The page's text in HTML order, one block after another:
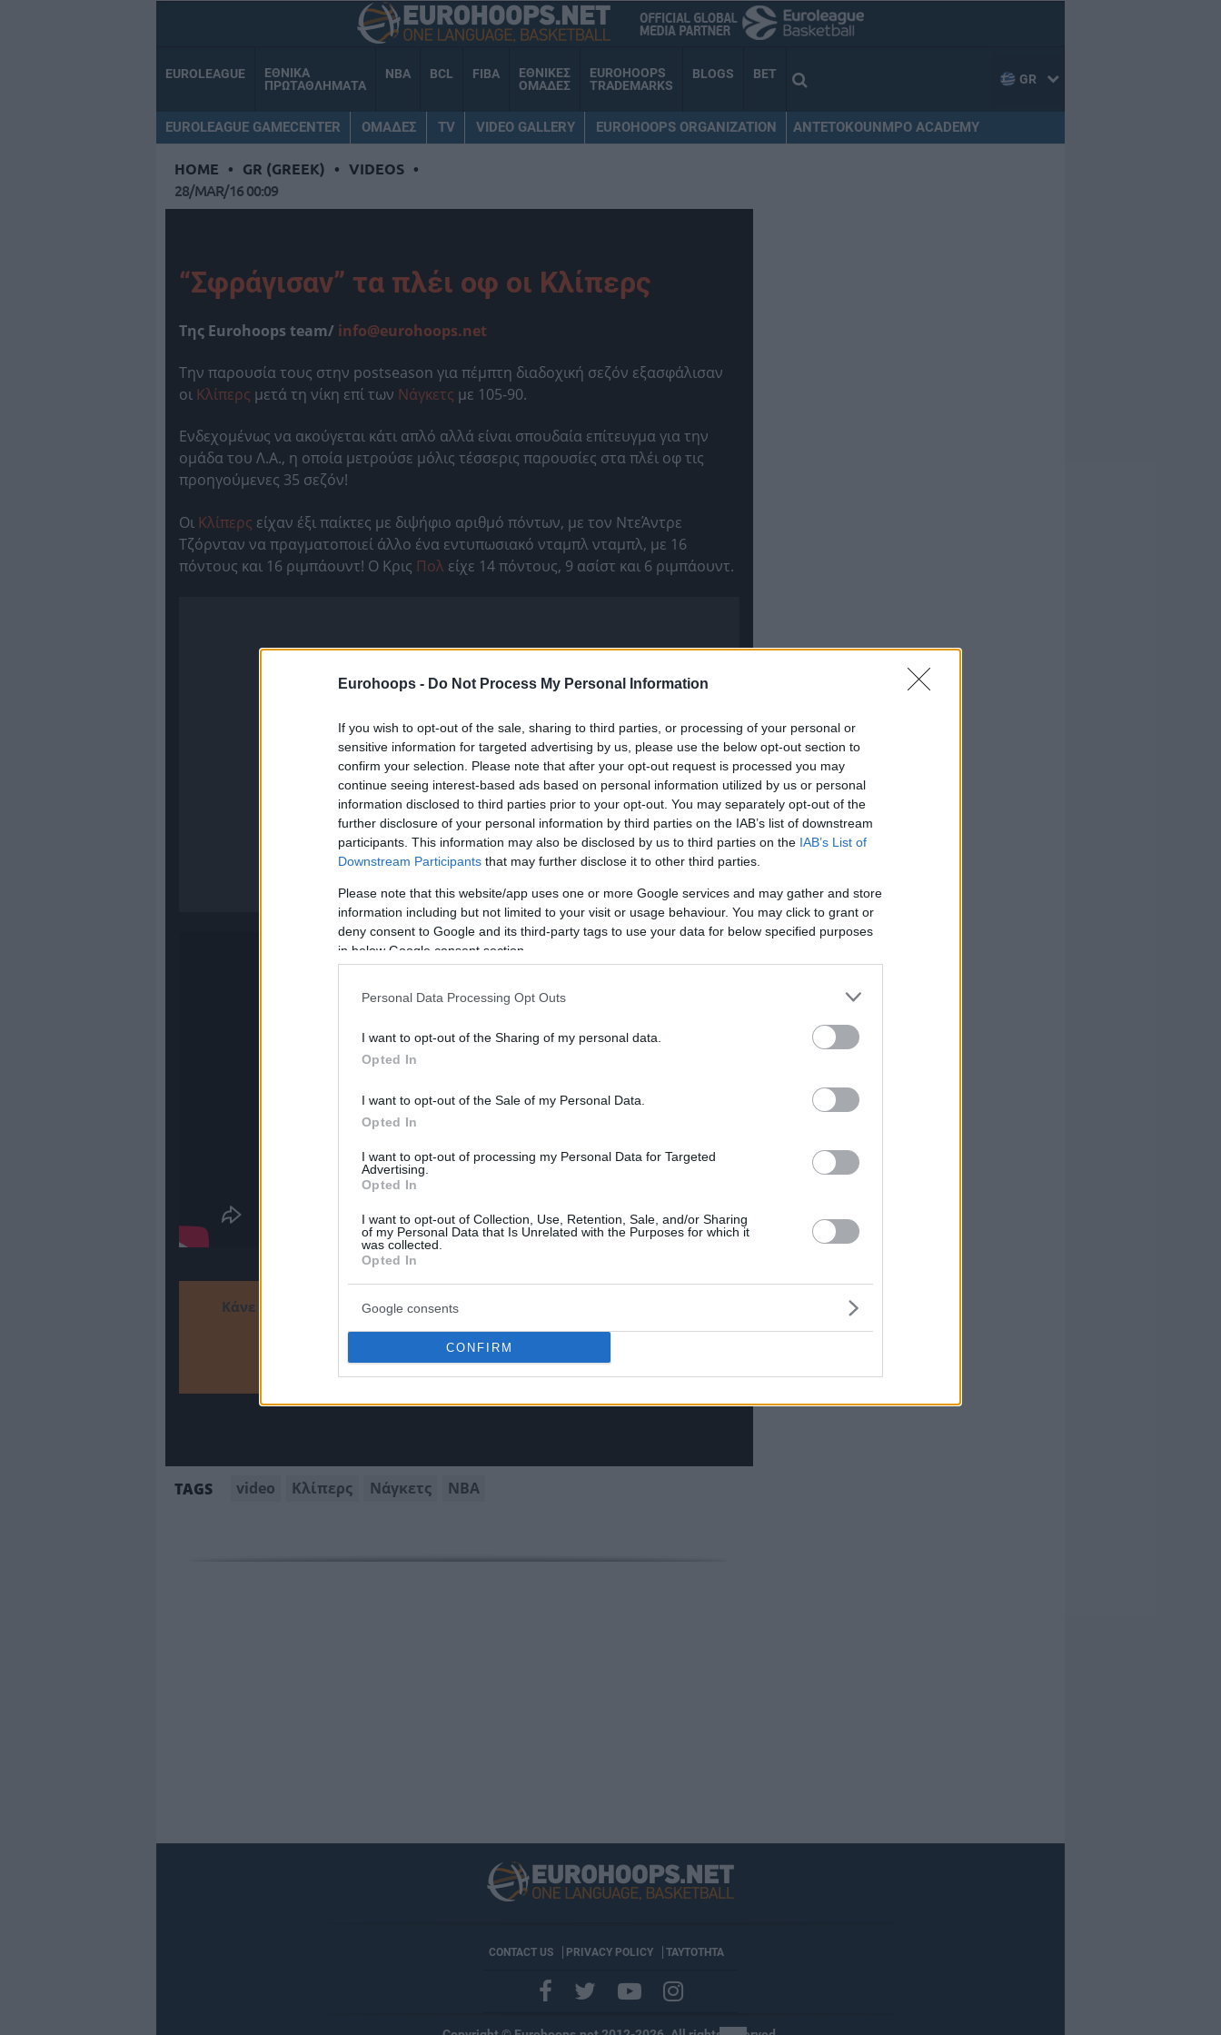
Eurohoops - Do Not Process My Personal Information
If you wish to opt-out of the sale, sharing to third parties, or processing of your personal or
sensitive information for targeted advertising by us, please use the below opt-out section to
confirm your selection. Please note that after your opt-out request is processed you may
continue seeing interest-based ads based on personal information utilized by us or personal
information disclosed to third parties prior to your opt-out. You may separately opt-out of the
further disclosure of your personal information by third parties on the IAB’s list of downstream
participants. This information may also be disclosed by us to third parties on the IAB’s List of
Downstream Participants that may further disclose it to other third parties.
Please note that this website/app uses one or more Google services and may gather and store
information including but not limited to your visit or usage behaviour. You may click to grant or
deny consent to Google and its third-party tags to use your data for below specified purposes
in below Google consent section.
Personal Data Processing Opt Outs
I want to opt-out of the Sharing of my personal data.
Opted In
I want to opt-out of the Sale of my Personal Data.
Opted In
I want to opt-out of processing my Personal Data for Targeted
Advertising.
Opted In
I want to opt-out of Collection, Use, Retention, Sale, and/or Sharing
of my Personal Data that Is Unrelated with the Purposes for which it
was collected.
Opted In
Google consents
CONFIRM
EUROLEAGUE
ΕΘΝΙΚΑ
ΠΡΩΤΑΘΛΗΜΑΤΑ
NBA BCL FIBA
ΕΘΝΙΚΕΣ
ΟΜΑΔΕΣ
EUROHOOPS
TRADEMARKS
BLOGS BET GR
EUROLEAGUE GAMECENTER ΟΜΑΔΕΣ TV VIDEO GALLERY EUROHOOPS ORGANIZATION ANTETOKOUNMPO ACADEMY
HOME • GR (GREEK) • VIDEOS •
28/MAR/16 00:09
“Σφράγισαν” τα πλέι οφ οι Κλίπερς
Της Eurohoops team/ info@eurohoops.net
Την παρουσία τους στην postseason για πέμπτη διαδοχική σεζόν εξασφάλισαν
οι Κλίπερς μετά τη νίκη επί των Νάγκετς με 105-90.
Ενδεχομένως να ακούγεται κάτι απλό αλλά είναι σπουδαία επίτευγμα για την
ομάδα του Λ.Α., η οποία μετρούσε μόλις τέσσερις παρουσίες στα πλέι οφ τις
προηγούμενες 35 σεζόν!
Οι Κλίπερς είχαν έξι παίκτες με διψήφιο αριθμό πόντων, με τον ΝτεΆντρε
Τζόρνταν να πραγματοποιεί άλλο ένα εντυπωσιακό νταμπλ νταμπλ, με 16
πόντους και 16 ριμπάουντ! Ο Κρις Πολ είχε 14 πόντους, 9 ασίστ και 6 ριμπάουντ.
Κάνε το
την Αγαπημένη σου πηγή για Μπασκετική
Ενημέρωση.
Πρόσθεσε το Eurohoops στην Google
TAGS video Κλίπερς Νάγκετς ΝΒΑ
CONTACT US PRIVACY POLICY ΤΑΥΤΟΤΗΤΑ